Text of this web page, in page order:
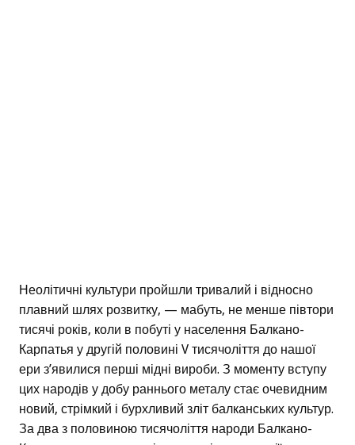
Неолітичні культури пройшли тривалий і відносно
плавний шлях розвитку, — мабуть, не менше півтори
тисячі років, коли в побуті у населення Балкано-
Карпатья у другій половині V тисячоліття до нашої
ери з’явилися перші мідні вироби. З моменту вступу
цих народів у добу раннього металу стає очевидним
новий, стрімкий і бурхливий зліт балканських культур.
За два з половиною тисячоліття народи Балкано-